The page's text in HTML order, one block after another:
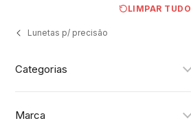
LIMPAR TUDO
Lunetas p/ precisão
Categorias
Marca